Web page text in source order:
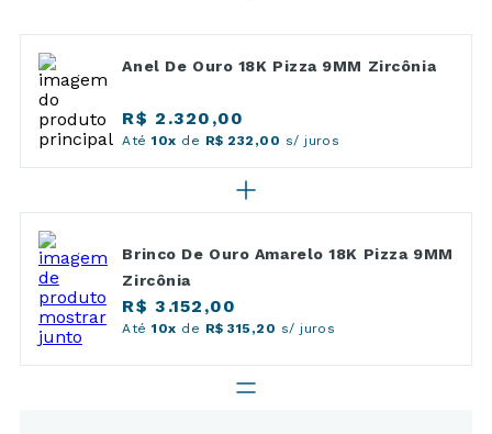
Anel De Ouro 18K Pizza 9MM Zircônia
R$ 2.320,00
Até10x de R$ 232,00 s/ juros
Brinco De Ouro Amarelo 18K Pizza 9MM
Zircônia
R$ 3.152,00
Até10x de R$ 315,20 s/ juros